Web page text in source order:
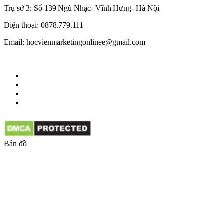
Trụ sở 3: Số 139 Ngũ Nhạc- Vĩnh Hưng- Hà Nội
Điện thoại: 0878.779.111
Email: hocvienmarketingonlinee@gmail.com
Bản đồ